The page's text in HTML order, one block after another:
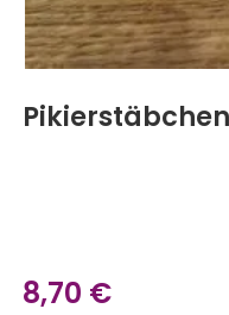
8,70 €